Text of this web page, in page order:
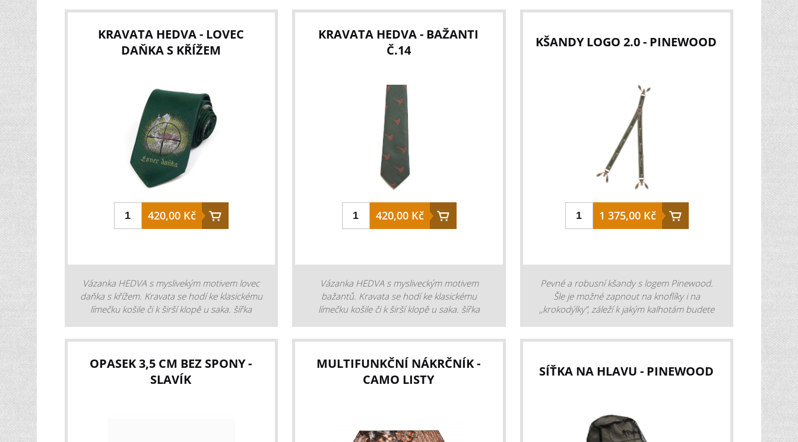
KRAVATA HEDVA - LOVEC
DAŇKA S KŘÍŽEM
420,00 Kč
Vázanka HEDVA s myslivekým motivem lovec
daňka s křížem. Kravata se hodí ke klasickému
límečku košile či k širší klopě u saka. šířka
KRAVATA HEDVA - BAŽANTI
Č.14
420,00 Kč
Vázanka HEDVA s mysliveckým motivem
bažantů. Kravata se hodí ke klasickému
límečku košile či k širší klopě u saka. šířka
KŠANDY LOGO 2.0 - PINEWOOD
1 375,00 Kč
Pevné a robusní kšandy s logem Pinewood.
Šle je možné zapnout na knoflíky i na
,,krokodýlky”, záleží k jakým kalhotám budete
zelená
OPASEK 3,5 CM BEZ SPONY -
SLAVÍK
MULTIFUNKČNÍ NÁKRČNÍK -
CAMO LISTY
SÍŤKA NA HLAVU - PINEWOOD